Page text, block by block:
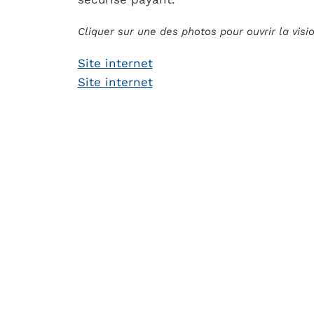
Cliquer sur une des photos pour ouvrir la
Site internet
Site internet